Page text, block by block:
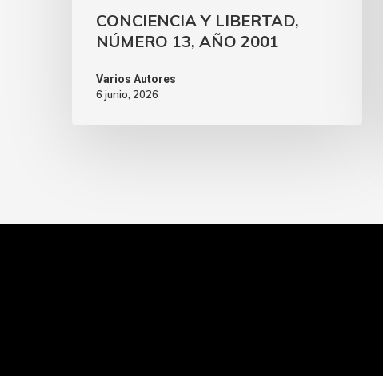
CONCIENCIA Y LIBERTAD,
NÚMERO 13, AÑO 2001
Varios Autores
6 junio, 2026